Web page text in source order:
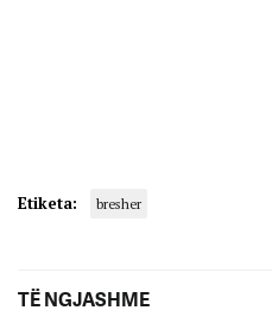
Etiketa: bresher
TË NGJASHME